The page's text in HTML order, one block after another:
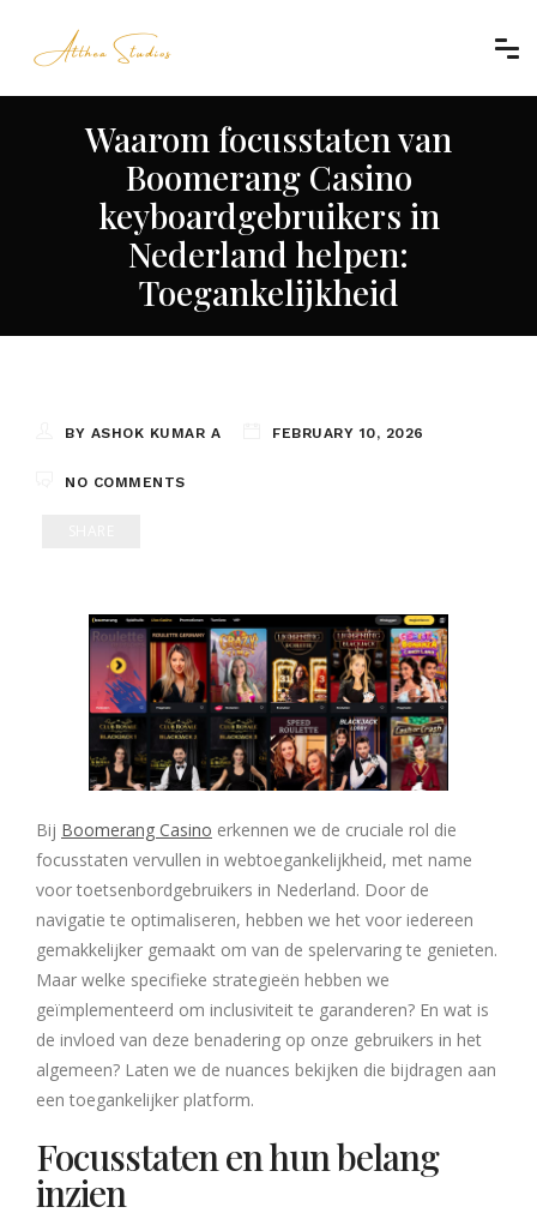
Waarom focusstaten van
Boomerang Casino
keyboardgebruikers in
Nederland helpen:
Toegankelijkheid
BY ASHOK KUMAR A FEBRUARY 10, 2026
NO COMMENTS
Bij Boomerang Casino erkennen we de cruciale rol die
focusstaten vervullen in webtoegankelijkheid, met name
voor toetsenbordgebruikers in Nederland. Door de
navigatie te optimaliseren, hebben we het voor iedereen
gemakkelijker gemaakt om van de spelervaring te genieten.
Maar welke specifieke strategieën hebben we
geïmplementeerd om inclusiviteit te garanderen? En wat is
de invloed van deze benadering op onze gebruikers in het
algemeen? Laten we de nuances bekijken die bijdragen aan
een toegankelijker platform.
Focusstaten en hun belang
inzien